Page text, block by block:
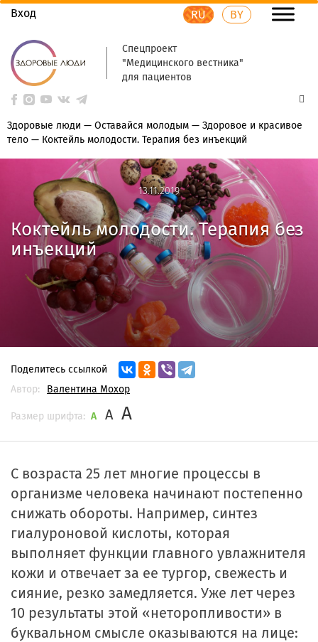
Вход RU BY
Спецпроект
"Медицинского вестника"
для пациентов
Здоровые люди — Оставайся молодым — Здоровое и красивое
тело — Коктейль молодости. Терапия без инъекций
13.11.2019
13.11.2019
Коктейль молодости. Терапия без
инъекций
Поделитесь ссылкой
Автор:
Валентина Мохор
Размер шрифта: A A A
С возраста 25 лет многие процессы в
организме человека начинают постепенно
снижать обороты. Например, синтез
гиалуроновой кислоты, которая
выполняет функции главного увлажнителя
кожи и отвечает за ее тургор, свежесть и
сияние, резко замедляется. Уже лет через
10 результаты этой «неторопливости» в
буквальном смысле оказываются на лице: